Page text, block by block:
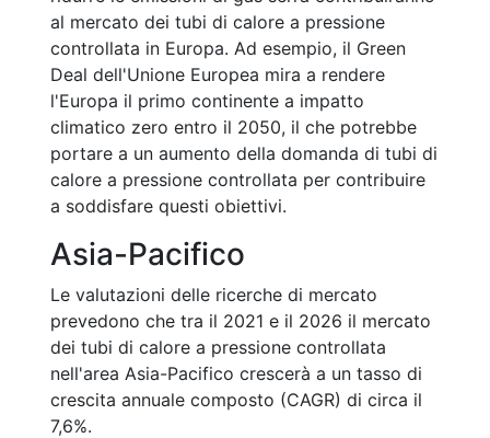
al mercato dei tubi di calore a pressione
controllata in Europa. Ad esempio, il Green
Deal dell'Unione Europea mira a rendere
l'Europa il primo continente a impatto
climatico zero entro il 2050, il che potrebbe
portare a un aumento della domanda di tubi di
calore a pressione controllata per contribuire
a soddisfare questi obiettivi.
Asia-Pacifico
Le valutazioni delle ricerche di mercato
prevedono che tra il 2021 e il 2026 il mercato
dei tubi di calore a pressione controllata
nell'area Asia-Pacifico crescerà a un tasso di
crescita annuale composto (CAGR) di circa il
7,6%.